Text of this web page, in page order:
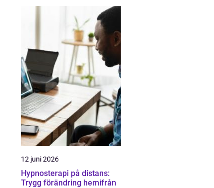
12 juni 2026
Hypnosterapi på distans:
Trygg förändring hemifrån